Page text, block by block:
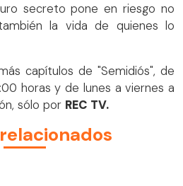
secreto pone en riesgo no
la vida de quienes lo
capítulos de "Semidiós", de
horas y de lunes a viernes a
sólo por REC TV.